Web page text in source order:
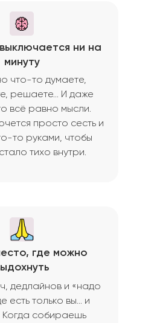
ни на
минуту
что-то думаете,
решаете… И даже
всё равно мысли.
просто сесть и
то руками, чтобы
тихо внутри.
дедлайнов и «надо
есть только вы… и
Когда собираешь
где можно